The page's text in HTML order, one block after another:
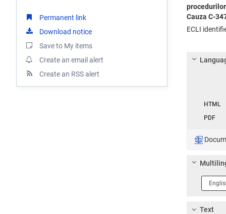
Permanent link
Download notice
Save to My items
Create an email alert
Create an RSS alert
Cauza C-
ECLI
HTML
PDF
1
Text